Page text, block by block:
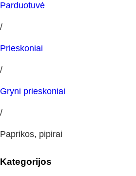
Parduotuvė
/
Prieskoniai
/
Gryni prieskoniai
/
Paprikos, pipirai
Kategorijos